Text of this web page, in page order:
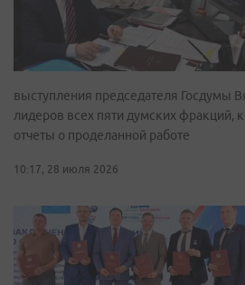
выступления председателя Госдумы
лидеров всех пяти думских фракций,
отчеты о проделанной работе
10:17, 28 июля 2026